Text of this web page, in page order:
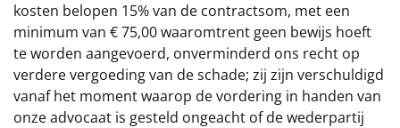
kosten belopen 15% van de contractsom, met een
minimum van € 75,00 waaromtrent geen bewijs hoeft
te worden aangevoerd, onverminderd ons recht op
verdere vergoeding van de schade; zij zijn verschuldigd
vanaf het moment waarop de vordering in handen van
onze advocaat is gesteld ongeacht of de wederpartij